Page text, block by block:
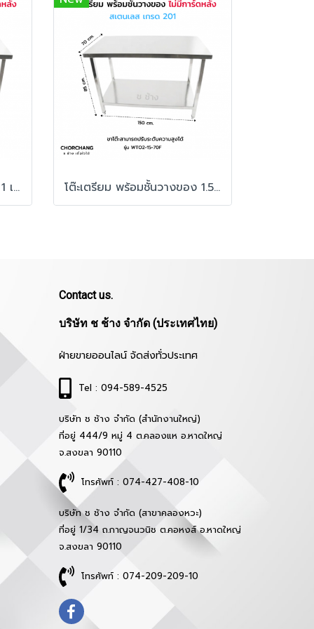
โต๊ะเตรียม พร้อมชั้นวางของ 1 เมตร ไม่มีการ์ดหลัง โต๊ะเตรียม พร้อมชั้นวางของ 1.50 เมตร ไม่มีการ์ดหลัง
Contact us.
บริษัท ช ช้าง จำกัด (ประเทศไทย)
ฝ่ายขายออนไลน์ จัดส่งทั่วประเทศ
Tel : 094-589-4525
บริษัท ช ช้าง จำกัด (สำนักงานใหญ่)
ที่อยู่ 444/9 หมู่ 4 ต.คลองแห อ.หาดใหญ่
จ.สงขลา 90110
โทรศัพท์ : 074-427-408-10
บริษัท ช ช้าง จำกัด (สาขาคลองหวะ)
ที่อยู่ 1/34 ถ.กาญจนวนิช ต.คอหงส์ อ.หาดใหญ่
จ.สงขลา 90110
โทรศัพท์ : 074-209-209-10